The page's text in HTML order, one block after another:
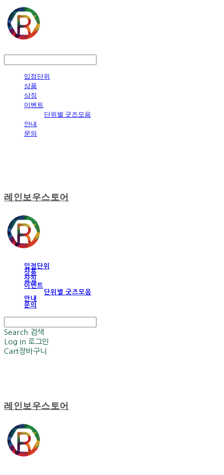
입점단위
상품
상징
이벤트
단위별 굿즈모음
안내
문의
레인보우스토어
입점단위
상품
상징
이벤트
단위별 굿즈모음
안내
문의
Search 검색
Log In 로그인
Cart장바구니
레인보우스토어